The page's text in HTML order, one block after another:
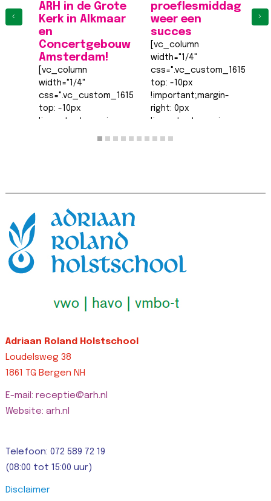
ARH in de Grote
Kerk in Alkmaar
en
Concertgebouw
Amsterdam!
[vc_column
width="1/4"
css=".vc_custom_1615555402682{margin-
top: -10px
!important;margin-
top-width: 0px
!important;border-
right-width: 0px…
Lees bericht >>
proeflesmiddag
weer een
succes
[vc_column
width="1/4"
top: -10px
!important;margin-
right: 0px
!important;margin-
‹ ›
Adriaan Roland Holstschool
Loudelsweg 38
1861 TG Bergen NH
E-mail: receptie@arh.nl
Website: arh.nl
Telefoon: 072 589 72 19
(08:00 tot 15:00 uur)
Disclaimer